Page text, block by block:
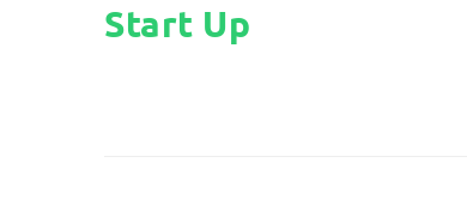
Start Up